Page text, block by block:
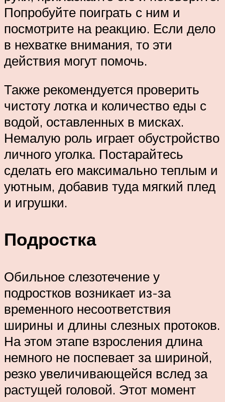
Попробуйте поиграть с ним и
посмотрите на реакцию. Если дело
в нехватке внимания, то эти
действия могут помочь.
Также рекомендуется проверить
чистоту лотка и количество еды с
водой, оставленных в мисках.
Немалую роль играет обустройство
личного уголка. Постарайтесь
сделать его максимально теплым и
уютным, добавив туда мягкий плед
и игрушки.
Подростка
Обильное слезотечение у
подростков возникает из-за
временного несоответствия
ширины и длины слезных протоков.
На этом этапе взросления длина
немного не поспевает за шириной,
резко увеличивающейся вслед за
растущей головой. Этот момент